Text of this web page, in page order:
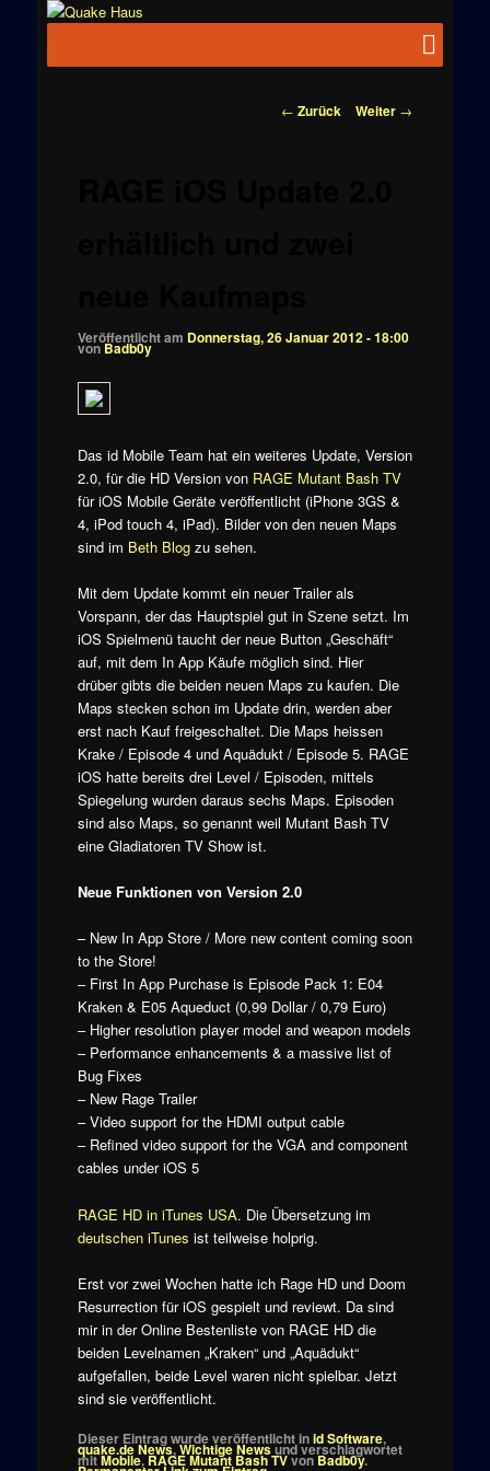
News zu
Beitragsnavigation
← Zurück Weiter →
Veröffentlicht am Donnerstag, 26 Januar 2012 - 18:00
vonBadb0y
Das id Mobile Team hat ein weiteres Update, Version
2.0, für die HD Version von RAGE Mutant Bash TV
für iOS Mobile Geräte veröffentlicht (iPhone 3GS &
4, iPod touch 4, iPad). Bilder von den neuen Maps
sind im Beth Blogzu sehen.
Mit dem Update kommt ein neuer Trailer als
Vorspann, der das Hauptspiel gut in Szene setzt. Im
iOS Spielmenü taucht der neue Button „Geschäft“
auf, mit dem In App Käufe möglich sind. Hier
drüber gibts die beiden neuen Maps zu kaufen. Die
Maps stecken schon im Update drin, werden aber
erst nach Kauf freigeschaltet. Die Maps heissen
Krake / Episode 4 und Aquädukt / Episode 5. RAGE
iOS hatte bereits drei Level / Episoden, mittels
Spiegelung wurden daraus sechs Maps. Episoden
sind also Maps, so genannt weil Mutant Bash TV
eine Gladiatoren TV Show ist.
Neue Funktionen von Version 2.0
– New In App Store / More new content coming soon
to the Store!
– First In App Purchase is Episode Pack 1: E04
Kraken & E05 Aqueduct (0,99 Dollar / 0,79 Euro)
– Higher resolution player model and weapon models
– Performance enhancements & a massive list of
Bug Fixes
– New Rage Trailer
– Video support for the HDMI output cable
– Refined video support for the VGA and component
cables under iOS 5
RAGE HD in iTunes USA. Die Übersetzung im
deutschen iTunes ist teilweise holprig.
Erst vor zwei Wochen hatte ich Rage HD und Doom
Resurrection für iOS gespielt und reviewt. Da sind
mir in der Online Bestenliste von RAGE HD die
beiden Levelnamen „Kraken“ und „Aquädukt“
aufgefallen, beide Level waren nicht spielbar. Jetzt
sind sie veröffentlicht.
Dieser Eintrag wurde veröffentlicht inid Software,
quake.de News,Wichtige Newsund verschlagwortet
mitMobile,RAGE Mutant Bash TVvonBadb0y.